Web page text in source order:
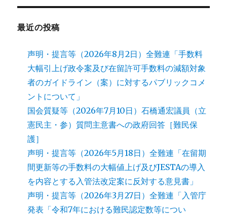
最近の投稿
声明・提言等（2026年8月2日）全難連「手数料
大幅引上げ政令案及び在留許可手数料の減額対象
者のガイドライン（案）に対するパブリックコメ
ントについて」
国会質疑等（2026年7月10日）石橋通宏議員（立
憲民主・参）質問主意書への政府回答［難民保
護］
声明・提言等（2026年5月18日）全難連「在留期
間更新等の手数料の大幅値上げ及びJESTAの導入
を内容とする入管法改定案に反対する意見書」
声明・提言等（2026年3月27日）全難連「入管庁
発表「令和7年における難民認定数等につい